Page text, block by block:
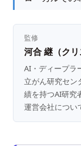
監修
河合 継（ク
AI・ディープラ
立がん研究セン
績を持つAI研究
運営会社につい